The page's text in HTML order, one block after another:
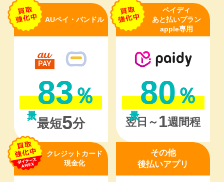
AUペイ・バンドル
83％
最短5分
ペイディ
あと払いプラン
apple専用
80％
翌日～ 1週間程
クレジットカード
現金化
その他
後払いアプリ